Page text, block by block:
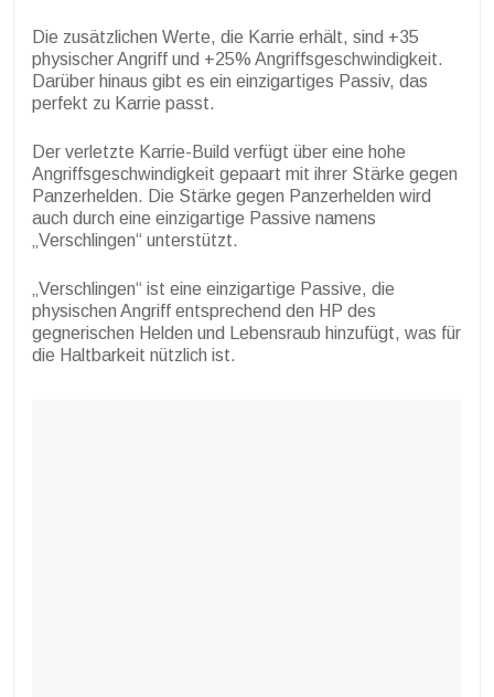
Die zusätzlichen Werte, die Karrie erhält, sind +35
physischer Angriff und +25% Angriffsgeschwindigkeit.
Darüber hinaus gibt es ein einzigartiges Passiv, das
perfekt zu Karrie passt.
Der verletzte Karrie-Build verfügt über eine hohe
Angriffsgeschwindigkeit gepaart mit ihrer Stärke gegen
Panzerhelden. Die Stärke gegen Panzerhelden wird
auch durch eine einzigartige Passive namens
„Verschlingen“ unterstützt.
„Verschlingen“ ist eine einzigartige Passive, die
physischen Angriff entsprechend den HP des
gegnerischen Helden und Lebensraub hinzufügt, was für
die Haltbarkeit nützlich ist.